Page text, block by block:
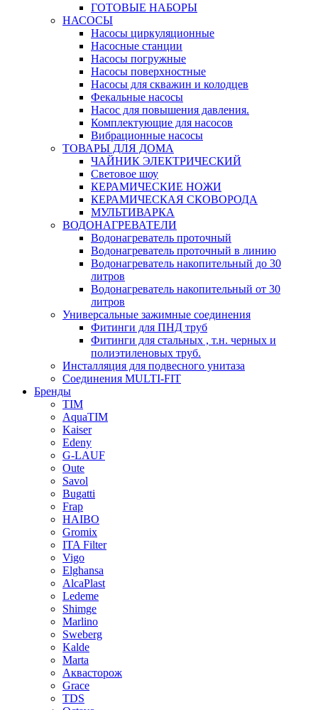
ГОТОВЫЕ НАБОРЫ
НАСОСЫ
Насосы циркуляционные
Насосные станции
Насосы погружные
Насосы поверхностные
Насосы для скважин и колодцев
Фекальные насосы
Насос для повышения давления.
Комплектующие для насосов
Вибрационные насосы
ТОВАРЫ ДЛЯ ДОМА
ЧАЙНИК ЭЛЕКТРИЧЕСКИЙ
Световое шоу
КЕРАМИЧЕСКИЕ НОЖИ
КЕРАМИЧЕСКАЯ СКОВОРОДА
МУЛЬТИВАРКА
ВОДОНАГРЕВАТЕЛИ
Водонагреватель проточный
Водонагреватель проточный в линию
Водонагреватель накопительный до 30
литров
Водонагреватель накопительный от 30
литров
Универсальные зажимные соединения
Фитинги для ПНД труб
Фитинги для стальных , т.н. черных и
полиэтиленовых труб.
Инсталляция для подвесного унитаза
Соединения MULTI-FIT
Бренды
TIM
AquaTIM
Kaiser
Edeny
G-LAUF
Oute
Savol
Bugatti
Frap
HAIBO
Gromix
ITA Filter
Vigo
Elghansa
AlcaPlast
Ledeme
Shimge
Marlino
Sweberg
Kalde
Marta
Аквасторож
Grace
TDS